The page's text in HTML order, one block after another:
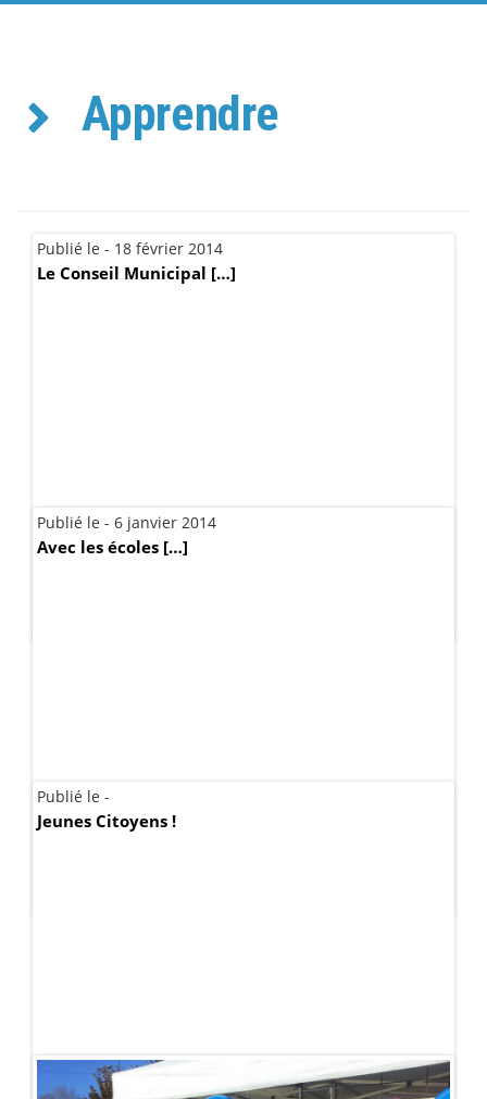
Apprendre
Publié le - 18 février 2014
Le Conseil Municipal […]
Publié le - 6 janvier 2014
Avec les écoles […]
Publié le -
Jeunes Citoyens !